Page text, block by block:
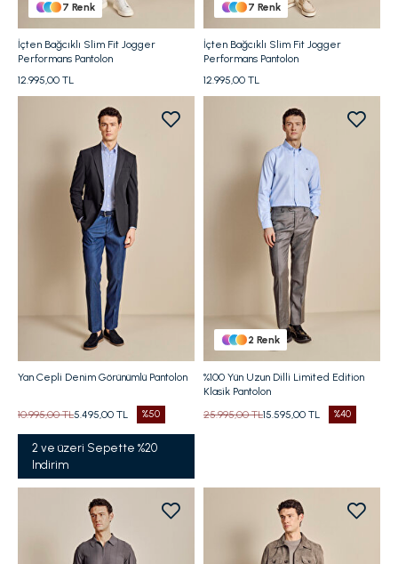
7 Renk
İçten Bağcıklı Slim Fit Jogger
Performans Pantolon
12.995,00 TL
7 Renk
İçten Bağcıklı Slim Fit Jogger
Performans Pantolon
12.995,00 TL
Yan Cepli Denim Görünümlü Pantolon
10.995,00 TL5.495,00 TL %50
2 ve üzeri Sepette %20
Indirim
2 Renk
%100 Yün Uzun Dilli Limited Edition
Klasik Pantolon
25.995,00 TL15.595,00 TL %40